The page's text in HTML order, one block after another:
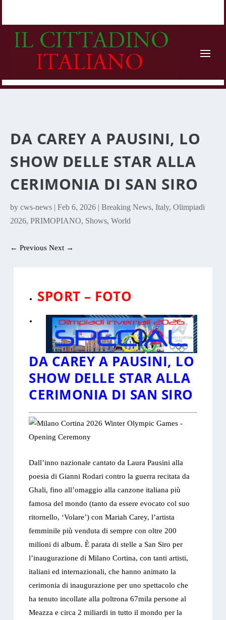
DA CAREY A PAUSINI, LO
SHOW DELLE STAR ALLA
CERIMONIA DI SAN SIRO
bycws-news |Feb 6, 2026 |Breaking News,Italy,Olimpiadi
2026,PRIMOPIANO, Shows,World
←Previous Next →
SPORT – FOTO
DA CAREY A PAUSINI, LO
SHOW DELLE STAR ALLA
CERIMONIA DI SAN SIRO
Dall’inno nazionale cantato da Laura Pausini alla
poesia di Gianni Rodari contro la guerra recitata da
Ghali, fino all’omaggio alla canzone italiana più
famosa del mondo (tanto da essere evocato col suo
ritornello, ‘Volare’) con Mariah Carey, l’artista
femminile più venduta di sempre con oltre 200
milioni di album. È parata di stelle a San Siro per
l’inaugurazione di Milano Cortina, con tanti artisti,
italiani ed internazionali, che hanno animato la
cerimonia di inaugurazione per uno spettacolo che
ha tenuto incollate alla poltrona 67mila persone al
Meazza e circa 2 miliardi in tutto il mondo per la